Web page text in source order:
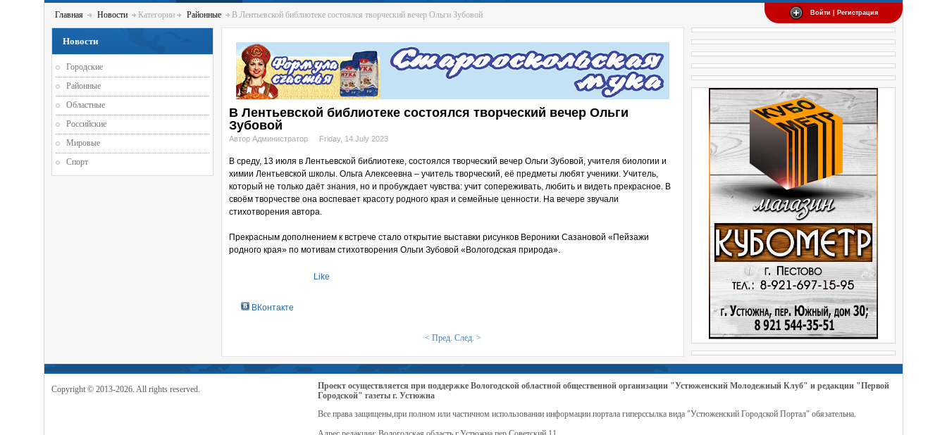
Войти | Регистрация
Главная Новости Категории Районные В Лентьевской библиотеке состоялся творческий вечер Ольги Зубовой
В Лентьевской библиотеке состоялся творческий вечер Ольги
Зубовой
Автор Администратор Friday, 14 July 2023
В среду, 13 июля в Лентьевской библиотеке, состоялся творческий вечер Ольги Зубовой, учителя биологии и
химии Лентьевской школы. Ольга Алексеевна – учитель творческий, её предметы любят ученики. Учитель,
который не только даёт знания, но и пробуждает чувства: учит сопереживать, любить и видеть прекрасное. В
своём творчестве она воспевает красоту родного края и семейные ценности. На вечере звучали
стихотворения автора.
Прекрасным дополнением к встрече стало открытие выставки рисунков Вероники Сазановой «Пейзажи
родного края» по мотивам стихотворения Ольги Зубовой «Вологодская природа».
Like
ВКонтакте
< Пред. След. >
Новости
Городские
Районные
Областные
Российские
Мировые
Спорт
Copyright © 2013-2026. All rights reserved.
Проект осуществляется при поддержке Вологодской областной общественной организации "Устюженский Молодежный Клуб" и редакции "Первой
Городской" газеты г. Устюжна
Все права защищены,при полном или частичном использовании информации портала гиперссылка вида "Устюженский Городской Портал" обязательна.